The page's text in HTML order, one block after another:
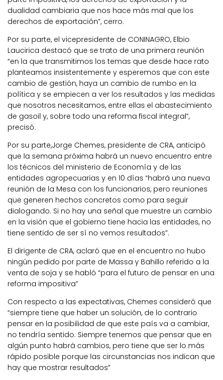
dualidad cambiaria que nos hace más mal que los
derechos de exportación”, cerro.
Por su parte, el vicepresidente de CONINAGRO, Elbio
Laucirica destacó que se trato de una primera reunión
“en la que transmitimos los temas que desde hace rato
planteamos insistentemente y esperemos que con este
cambio de gestión, haya un cambio de rumbo en la
política y se empiecen a ver los resultados y las medidas
que nosotros necesitamos, entre ellas el abastecimiento
de gasoil y, sobre todo una reforma fiscal integral”,
precisó.
Por su parte,Jorge Chemes, presidente de CRA, anticipó
que la semana próxima habrá un nuevo encuentro entre
los técnicos del ministerio de Economía y de las
entidades agropecuarias y en 10 días “habrá una nueva
reunión de la Mesa con los funcionarios, pero reuniones
que generen hechos concretos como para seguir
dialogando. Si no hay una señal que muestre un cambio
en la visión que el gobierno tiene hacia las entidades, no
tiene sentido de ser sí no vemos resultados”.
El dirigente de CRA, aclaró que en el encuentro no hubo
ningún pedido por parte de Massa y Bahillo referido a la
venta de soja y se habló “para el futuro de pensar en una
reforma impositiva”
Con respecto a las expectativas, Chemes consideró que
“siempre tiene que haber un solución, de lo contrario
pensar en la posibilidad de que este país va a cambiar,
no tendría sentido. Siempre tenemos que pensar que en
algún punto habrá cambios, pero tiene que ser lo más
rápido posible porque las circunstancias nos indican que
hay que mostrar resultados”